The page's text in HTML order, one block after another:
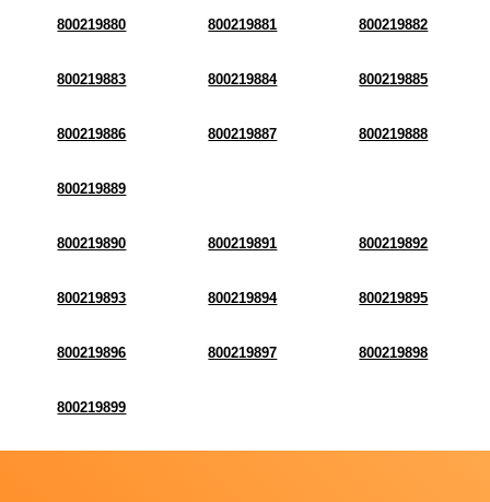
800219880 800219881 800219882
800219883 800219884 800219885
800219886 800219887 800219888
800219889
800219890 800219891 800219892
800219893 800219894 800219895
800219896 800219897 800219898
800219899